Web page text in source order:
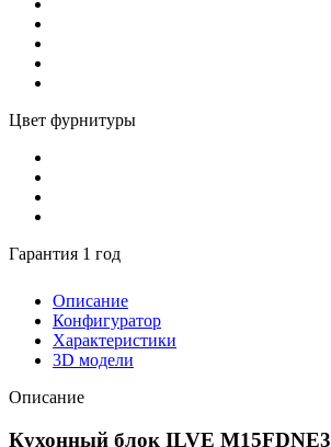
Цвет фурнитуры
Гарантия 1 год
Описание
Конфигуратор
Характеристики
3D модели
Описание
Кухонный блок ILVE M15FDNE3